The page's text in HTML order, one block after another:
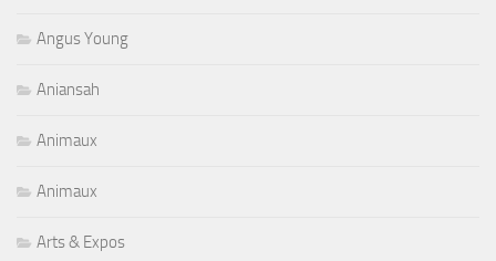
Angus Young
Aniansah
Animaux
Animaux
Arts & Expos